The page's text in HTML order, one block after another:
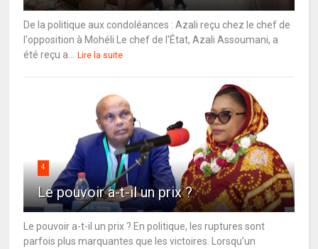
De la politique aux condoléances : Azali reçu chez le chef de
l'opposition à Mohéli Le chef de l'État, Azali Assoumani, a
été reçu a...
Lire la suite
4
Le pouvoir a-t-il un prix ?
Le pouvoir a-t-il un prix ? En politique, les ruptures sont
parfois plus marquantes que les victoires. Lorsqu’un